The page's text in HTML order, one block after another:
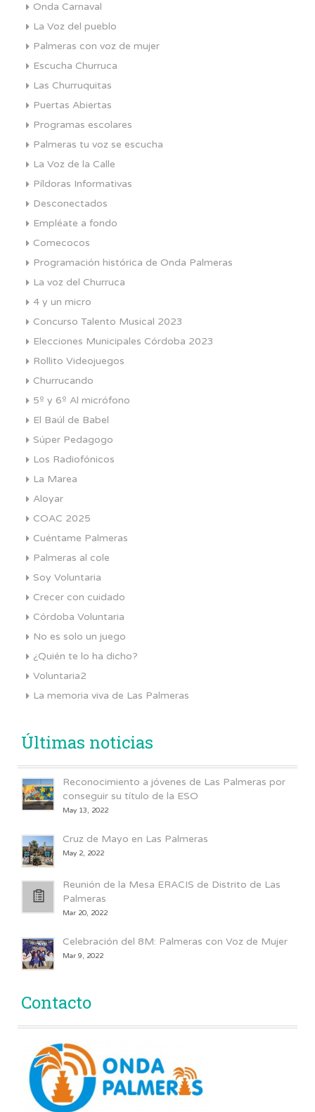
Onda Carnaval
La Voz del pueblo
Palmeras con voz de mujer
Escucha Churruca
Las Churruquitas
Puertas Abiertas
Programas escolares
Palmeras tu voz se escucha
La Voz de la Calle
Píldoras Informativas
Desconectados
Empléate a fondo
Comecocos
Programación histórica de Onda Palmeras
La voz del Churruca
4 y un micro
Concurso Talento Musical 2023
Elecciones Municipales Córdoba 2023
Rollito Videojuegos
Churrucando
5º y 6º Al micrófono
El Baúl de Babel
Súper Pedagogo
Los Radiofónicos
La Marea
Aloyar
COAC 2025
Cuéntame Palmeras
Palmeras al cole
Soy Voluntaria
Crecer con cuidado
Córdoba Voluntaria
No es solo un juego
¿Quién te lo ha dicho?
Voluntaria2
La memoria viva de Las Palmeras
Últimas noticias
Reconocimiento a jóvenes de Las Palmeras por
conseguir su título de la ESO
May 13, 2022
Cruz de Mayo en Las Palmeras
May 2, 2022
Reunión de la Mesa ERACIS de Distrito de Las
Palmeras
Mar 20, 2022
Celebración del 8M: Palmeras con Voz de Mujer
Mar 9, 2022
Contacto